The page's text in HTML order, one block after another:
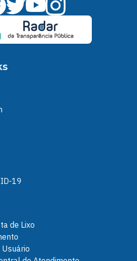
19
de Lixo
Usuário